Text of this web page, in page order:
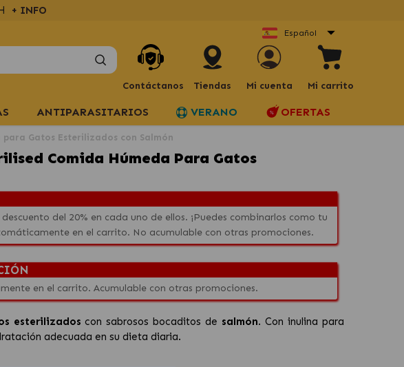
+ INFO
Español
Contáctanos Tiendas Mi cuenta Mi carrito
ANTIPARASITARIOS VERANO OFERTAS
Gatos Esterilizados con Salmón
Comida Húmeda Para Gatos
del 20% en cada uno de ellos. ¡Puedes combinarlos como tu
en el carrito. No acumulable con otras promociones.
en el carrito. Acumulable con otras promociones.
esterilizados con sabrosos bocaditos de salmón. Con inulina para
adecuada en su dieta diaria.